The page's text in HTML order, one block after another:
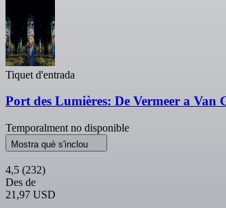
Tiquet d'entrada
Port des Lumières: De Vermeer a
Temporalment no disponible
Mostra què s'inclou
4,5 (232)
Des de
21,97 USD